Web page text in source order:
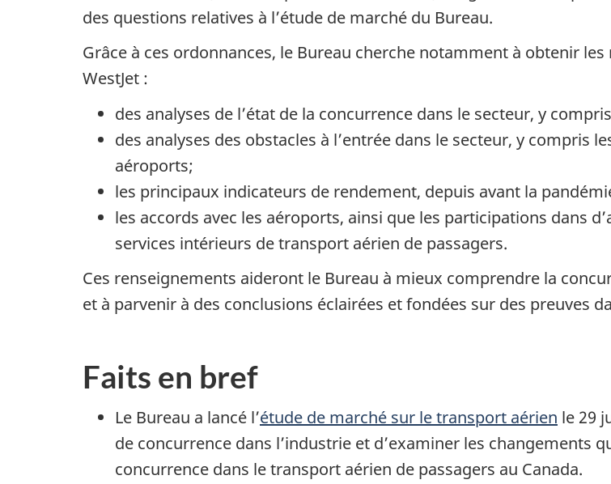
des questions relatives à l’étude de marché du Bureau.
Grâce à ces ordonnances, le Bureau cherche notamment à obtenir
WestJet :
des analyses de l’état de la concurrence dans le secteur, y
des analyses des obstacles à l’entrée dans le secteur, y compris
aéroports;
les principaux indicateurs de rendement, depuis avant la
les accords avec les aéroports, ainsi que les participations dans
services intérieurs de transport aérien de passagers.
Ces renseignements aideront le Bureau à mieux comprendre la
et à parvenir à des conclusions éclairées et fondées sur des preuves
Faits en bref
Le Bureau a lancé l’étude de marché sur le transport aérien le 29
de concurrence dans l’industrie et d’examiner les changements
concurrence dans le transport aérien de passagers au Canada.